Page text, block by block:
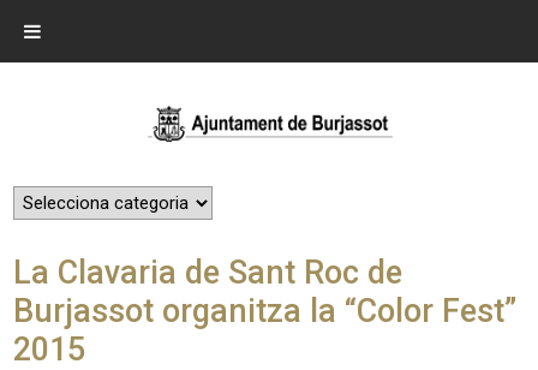
La Clavaria de Sant Roc de
Burjassot organitza la “Color Fest”
2015